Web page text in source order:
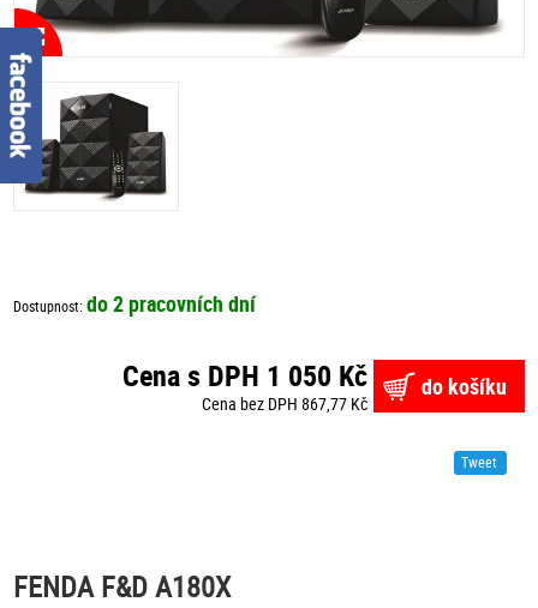
Dostupnost:do 2 pracovních dní
Cena s DPH 1 050 Kč
Cena bez DPH 867,77 Kč
do košíku
Tweet
FENDA F&D A180X